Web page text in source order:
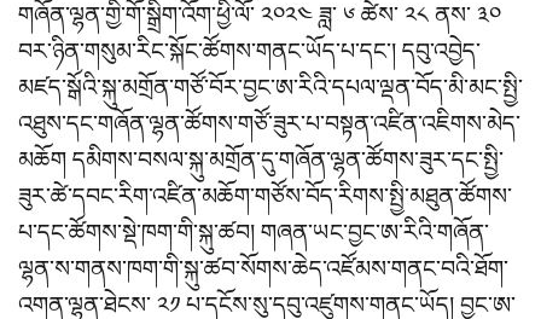
གཞོན་ལྷན་གྱི་གོ་སྒྲིག་འོག་ཕྱི་ལོ་ ༢༠༢༤ ཟླ་ ༦ ཚེས་ ༢༨ ནས་ ༣༠
བར་ཉིན་གསུམ་རིང་སྐོང་ཚོགས་གནང་ཡོད་པ་དང་། དབུ་འབྱེད་
མཛད་སྒོའི་སྐུ་མགྲོན་གཙོ་བོར་བྱང་ཨ་རིའི་དཔལ་ལྡན་བོད་མི་མང་སྤྱི་
འཐུས་དང་གཞོན་ལྷན་ཚོགས་གཙོ་ཟུར་པ་བསྟན་འཛིན་འཇིགས་མེད་
མཆོག དམིགས་བསལ་སྐུ་མགྲོན་དུ་གཞོན་ལྷན་ཚོགས་ཟུར་དང་སྤྱི་
ཟུར་ཚེ་དབང་རིག་འཛིན་མཆོག་གཙོས་བོད་རིགས་སྤྱི་མཐུན་ཚོགས་
པ་དང་ཚོགས་སྡེ་ཁག་གི་སྐུ་ཚབ། གཞན་ཡང་བྱང་ཨ་རིའི་གཞོན་
ལྷན་ས་གནས་ཁག་གི་སྐུ་ཚབ་སོགས་ཆེད་འཛོམས་གནང་བའི་ཐོག་
འགན་ལྷན་ཐེངས་ ༢༡ པ་དངོས་སུ་དབུ་འཛུགས་གནང་ཡོད། བྱང་ཨ་